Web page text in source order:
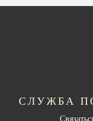
СЛУЖБА